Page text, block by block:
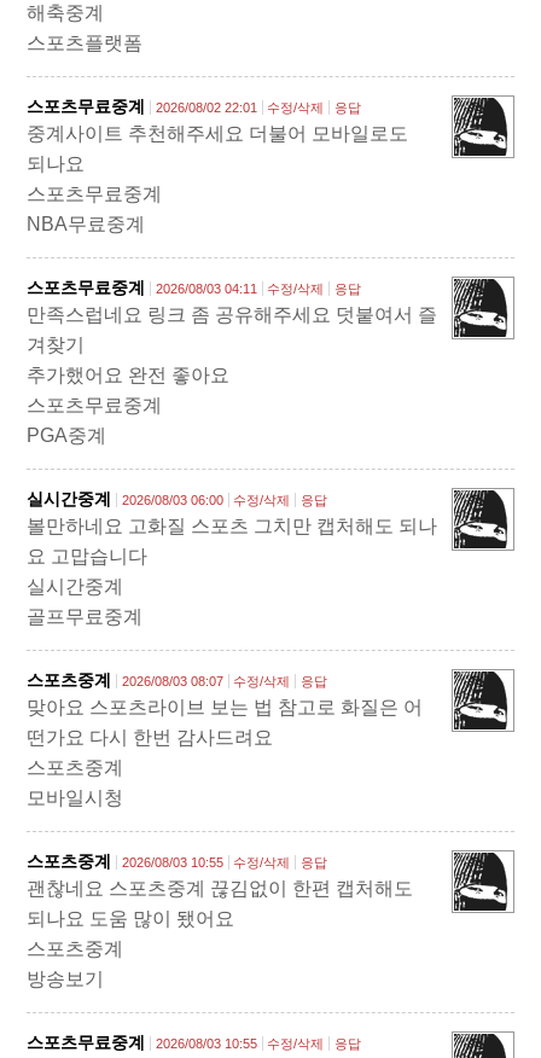
해축중계
스포츠플랫폼
스포츠무료중계 2026/08/02 22:01 수정/삭제 응답
중계사이트 추천해주세요 더불어 모바일로도
되나요
스포츠무료중계
NBA무료중계
스포츠무료중계 2026/08/03 04:11 수정/삭제 응답
만족스럽네요 링크 좀 공유해주세요 덧붙여서 즐
겨찾기
추가했어요 완전 좋아요
스포츠무료중계
PGA중계
실시간중계 2026/08/03 06:00 수정/삭제 응답
볼만하네요 고화질 스포츠 그치만 캡처해도 되나
요 고맙습니다
실시간중계
골프무료중계
스포츠중계 2026/08/03 08:07 수정/삭제 응답
맞아요 스포츠라이브 보는 법 참고로 화질은 어
떤가요 다시 한번 감사드려요
스포츠중계
모바일시청
스포츠중계 2026/08/03 10:55 수정/삭제 응답
괜찮네요 스포츠중계 끊김없이 한편 캡처해도
되나요 도움 많이 됐어요
스포츠중계
방송보기
스포츠무료중계 2026/08/03 10:55 수정/삭제 응답